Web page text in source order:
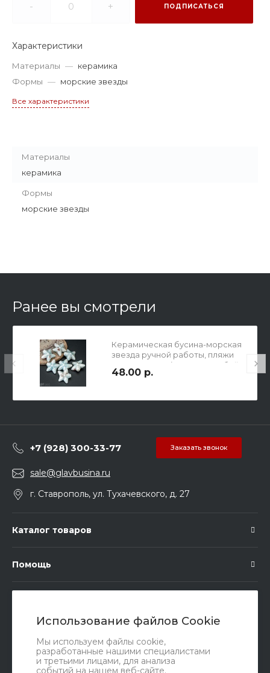
Использование файлов Cookie
Мы используем файлы cookie,
разработанные нашими специалистами
и третьими лицами, для анализа
событий на нашем веб-сайте.
- + ПОДПИСАТЬСЯ
Характеристики
Материалы — керамика
Формы — морские звезды
Все характеристики
Материалы
керамика
Формы
морские звезды
Ранее вы смотрели
Керамическая бусина-морская
звезда ручной работы, пляжи
острова Крит (светло-голубой,
фиолетово-синий, бордовый,
48.00 р.
+7 (928) 300-33-77 Заказать звонок
sale@glavbusina.ru
г. Ставрополь, ул. Тухачевского, д. 27
Каталог товаров
Помощь